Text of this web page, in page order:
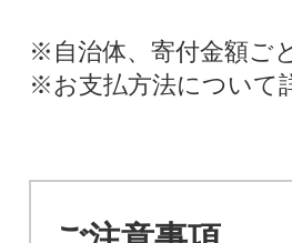
※自治体、寄付金額ご
※お支払方法について